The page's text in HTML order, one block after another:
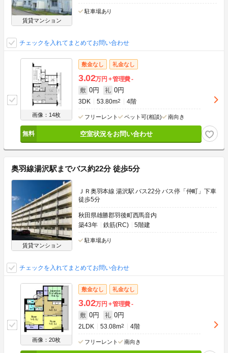
賃貸マンション
駐車場あり
チェックを入れてまとめてお問い合わせ
画像：14枚
敷金なし 礼金なし
3.02万円 管理費-
敷 0円 礼 0円
3DK 53.80m2 4階
フリーレント ペット可(相談) 南向き
空室状況をお問い合わせ
奥羽線湯沢駅までバス約22分 徒歩5分
賃貸マンション
ＪＲ奥羽本線 湯沢駅 バス22分 バス停「仲町」下車
徒歩5分
秋田県雄勝郡羽後町西馬音内
築43年
鉄筋(RC) 5階建
駐車場あり
チェックを入れてまとめてお問い合わせ
画像：20枚
敷金なし 礼金なし
3.02万円 管理費-
敷 0円 礼 0円
2LDK 53.08m2 4階
フリーレント 南向き